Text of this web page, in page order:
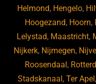
Helmond, Hengelo,
Hoogezand, Hoorn,
Lelystad, Maastricht,
Nijkerk, Nijmegen,
Roosendaal ,
Stadskanaal ,Ter Apel